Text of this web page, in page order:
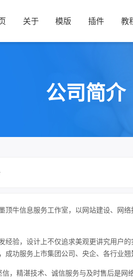
关于 模版 插件 教
公司简介
顶牛信息服务工作室，以网站建设、网
经验，设计上不仅追求美观更讲究用户
成功服务上市集团公司、央企、各行业翘
，精湛技术、诚信服务与及时售后是